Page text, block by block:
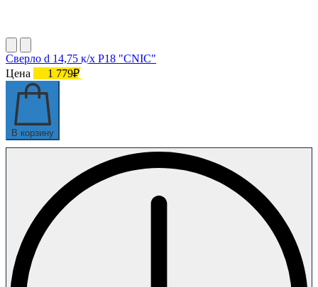
Сверло d 14,75 к/х Р18 "CNIC"
Цена
1 779₽
В корзину